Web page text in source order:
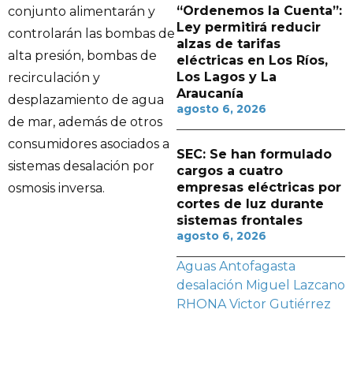
conjunto alimentarán y
controlarán las bombas de
alta presión, bombas de
recirculación y
desplazamiento de agua
de mar, además de otros
consumidores asociados a
sistemas desalación por
osmosis inversa.
“Ordenemos la Cuenta”:
Ley permitirá reducir
alzas de tarifas
eléctricas en Los Ríos,
Los Lagos y La
Araucanía
agosto 6, 2026
SEC: Se han formulado
cargos a cuatro
empresas eléctricas por
cortes de luz durante
sistemas frontales
agosto 6, 2026
Aguas Antofagasta
desalación Miguel Lazcano
RHONA Victor Gutiérrez